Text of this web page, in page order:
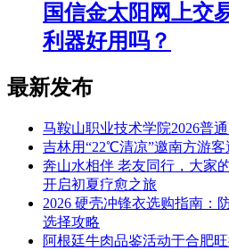
国信金太阳网上交
利器好用吗？
最新发布
马鞍山职业技术学院2026普
吉林用“22℃清凉”邀南方游客
奔山水相伴 老友同行，大家
开启初夏疗愈之旅
2026 硬壳冲锋衣选购指南：
选择攻略
阿根廷牛肉品鉴活动于合肥